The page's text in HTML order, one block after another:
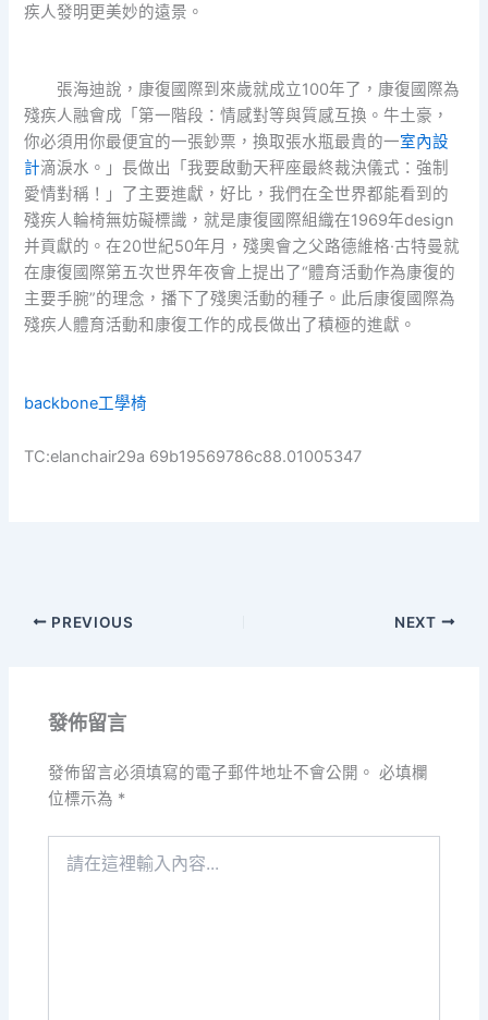
疾人發明更美妙的遠景。
張海迪說，康復國際到來歲就成立100年了，康復國際為
殘疾人融會成「第一階段：情感對等與質感互換。牛土豪，
你必須用你最便宜的一張鈔票，換取張水瓶最貴的一室內設
計滴淚水。」長做出「我要啟動天秤座最終裁決儀式：強制
愛情對稱！」了主要進獻，好比，我們在全世界都能看到的
殘疾人輪椅無妨礙標識，就是康復國際組織在1969年design
并貢獻的。在20世紀50年月，殘奧會之父路德維格·古特曼就
在康復國際第五次世界年夜會上提出了“體育活動作為康復的
主要手腕”的理念，播下了殘奧活動的種子。此后康復國際為
殘疾人體育活動和康復工作的成長做出了積極的進獻。
backbone工學椅
TC:elanchair29a 69b19569786c88.01005347
PREVIOUS NEXT
發佈留言
發佈留言必須填寫的電子郵件地址不會公開。 必填欄
位標示為 *